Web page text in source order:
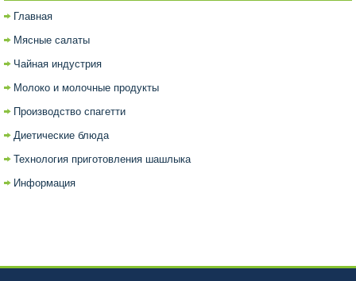
Главная
Мясные салаты
Чайная индустрия
Молоко и молочные продукты
Производство спагетти
Диетические блюда
Технология приготовления шашлыка
Информация